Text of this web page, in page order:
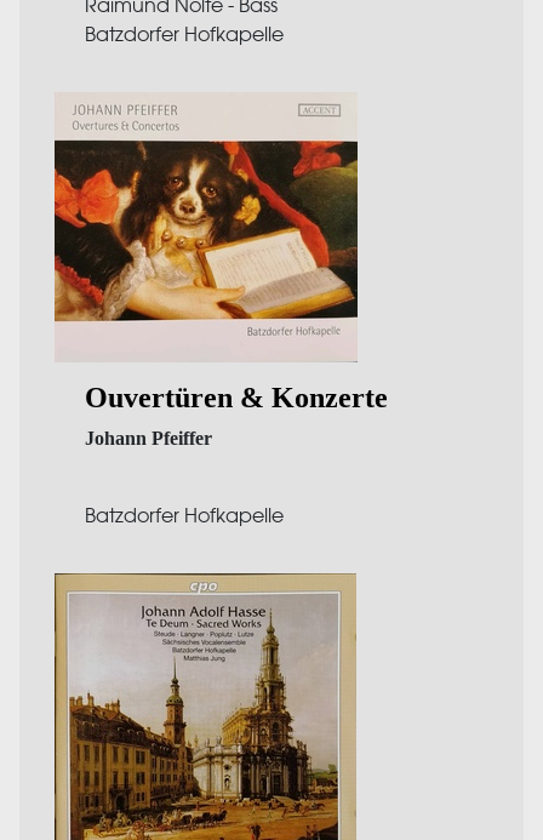
Raimund Nolte - Bass
Batzdorfer Hofkapelle
Ouvertüren & Konzerte
Johann Pfeiffer
Batzdorfer Hofkapelle